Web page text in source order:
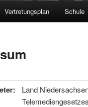
Vertretungsplan Schule
Land